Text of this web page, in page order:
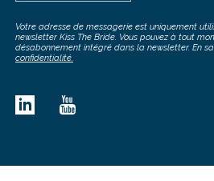
Votre adresse de messagerie est uniquement
newsletter Kiss The Bride. Vous pouvez à tout
désabonnement intégré dans la newsletter. En
confidentialité.